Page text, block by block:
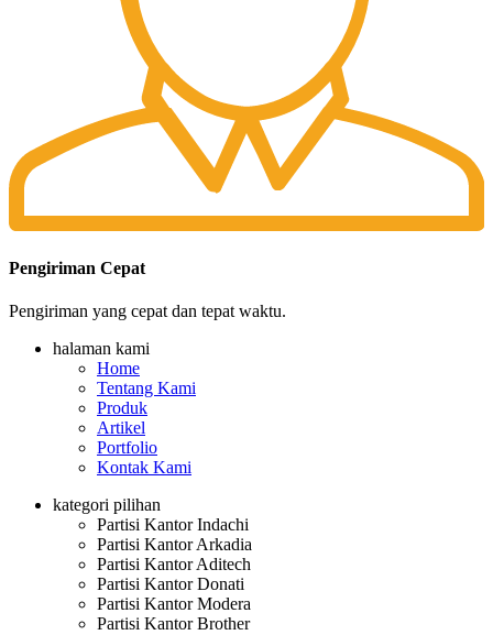
Pengiriman Cepat
Pengiriman yang cepat dan tepat waktu.
halaman kami
Home
Tentang Kami
Produk
Artikel
Portfolio
Kontak Kami
kategori pilihan
Partisi Kantor Indachi
Partisi Kantor Arkadia
Partisi Kantor Aditech
Partisi Kantor Donati
Partisi Kantor Modera
Partisi Kantor Brother